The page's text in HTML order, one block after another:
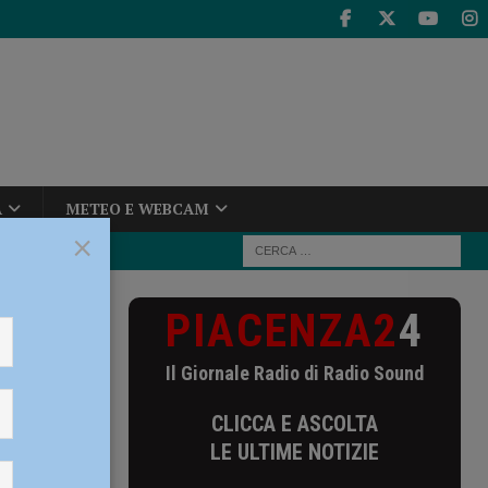
METEO E WEBCAM
PIACENZA24
Il Giornale Radio di Radio Sound
CLICCA E ASCOLTA
LE ULTIME NOTIZIE
×